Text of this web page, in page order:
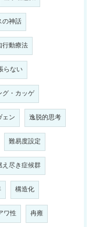
の神話
行動療法
らない
グ・カッゲ
ェン 逸脱的思考
難易度設定
え尽き症候群
構造化
ワ性 冉雍